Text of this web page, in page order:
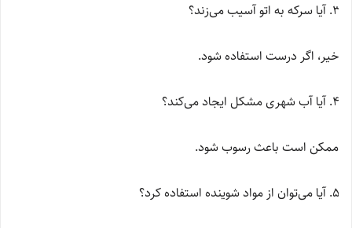
آیا سرکه به اتو آسیب می‌زند؟
خیر، اگر درست استفاده شود.
آیا آب شهری مشکل ایجاد می‌کند؟
ممکن است باعث رسوب شود.
آیا می‌توان از مواد شوینده استفاده کرد؟